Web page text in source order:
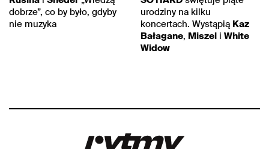
dobrze”, co by było, gdyby
nie muzyka
urodziny na kilku
koncertach. Wystąpią Kaz
Bałagane, Miszel i White
Widow